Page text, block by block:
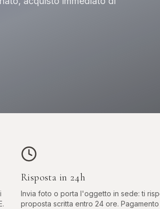
.
Risposta in 24h
Invia foto o porta l'oggetto in sede: ti
proposta scritta entro 24 ore.